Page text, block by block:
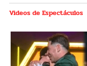
Videos de Espectáculos